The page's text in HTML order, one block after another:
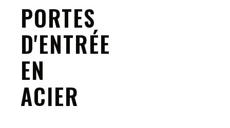
PORTES
D'ENTRÉE
EN
ACIER